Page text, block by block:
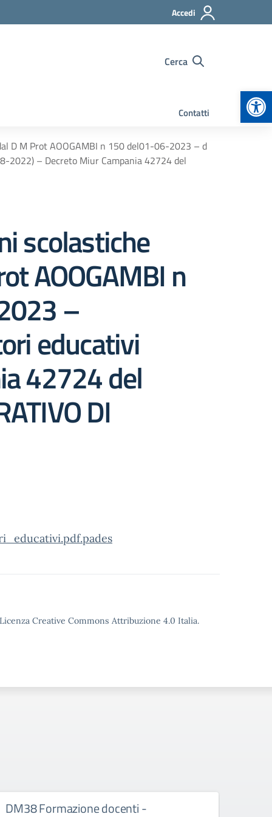
Accedi
Cerca
Contatti
D M Prot AOOGAMBI n 150 del01-06-2023 – d
2022) – Decreto Miur Campania 42724 del
scolastiche
AOOGAMBI n
–
educativi
42724 del
DI
Creative Commons Attribuzione 4.0 Italia.
DM38 Formazione docenti -